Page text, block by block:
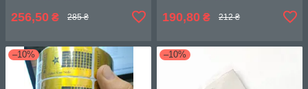
256,50 ₴ 285 ₴ 190,80 ₴ 212 ₴
–10% –10%